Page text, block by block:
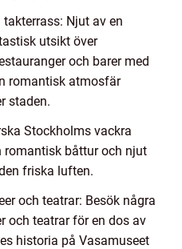
Njut av en
utsikt över
och barer med
romantisk atmosfär
staden.
Stockholms vackra
romantisk båttur och njut
friska luften.
och teatrar: Besök några
och teatrar för en dos av
historia på Vasamuseet